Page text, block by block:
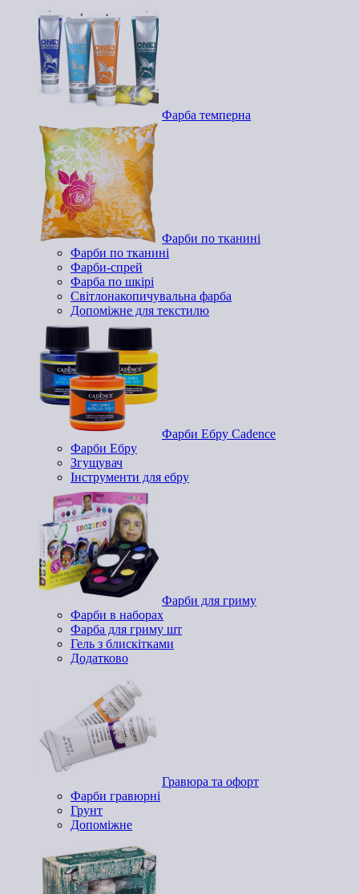
Фарба темперна
Фарби по тканині
Фарби по тканині
Фарби-спрей
Фарба по шкірі
Світлонакопичувальна фарба
Допоміжне для текстилю
Фарби Ебру Cadence
Фарби Ебру
Згущувач
Інструменти для ебру
Фарби для гриму
Фарби в наборах
Фарба для гриму шт
Гель з блискітками
Додатково
Гравюра та офорт
Фарби гравюрні
Грунт
Допоміжне